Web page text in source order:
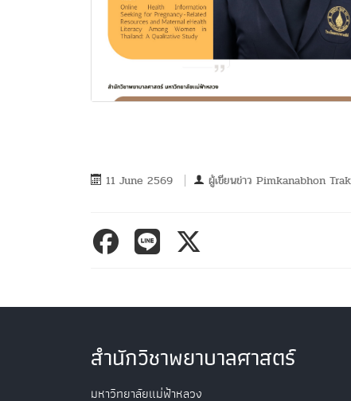
11 June 2569 ผู้เขียนข่าว Pimkanabhon
สำนักวิชาพยาบาลศาสตร์
มหาวิทยาลัยแม่ฟ้าหลวง